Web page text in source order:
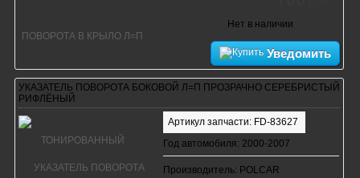
Нет в наличии
Уведомить
УКАЗАТЕЛЬ ПОВОРОТА БОКОВОЙ Л=П ПРОЗРАЧНО СЕРЕБРИСТЫЙ
РИФЛЁНЫЙ
Артикул запчасти: FD-83627
Год автомобиля: 2000-2007
Производитель: POLCAR